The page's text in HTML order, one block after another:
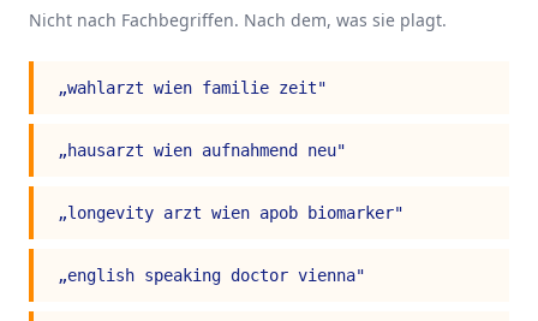
Nicht nach Fachbegriffen. Nach dem, was sie plagt.
„wahlarzt wien familie zeit"
„hausarzt wien aufnahmend neu"
„longevity arzt wien apob biomarker"
„english speaking doctor vienna"